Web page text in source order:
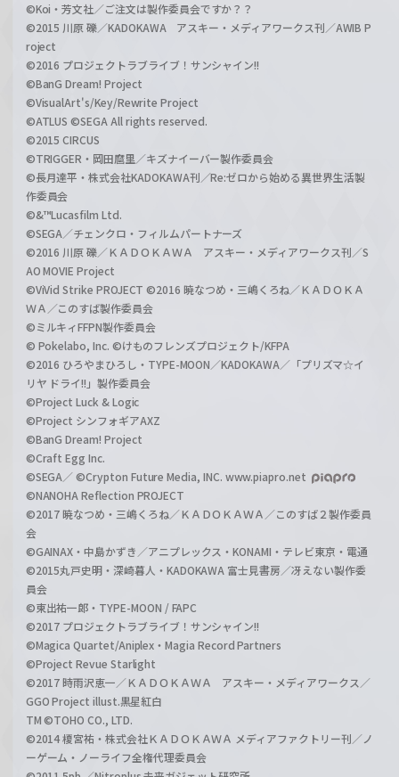
©Koi・芳文社／ご注文は製作委員会ですか？？
©2015 川原 礫／KADOKAWA アスキー・メディアワークス刊／AWIB P
roject
©2016 プロジェクトラブライブ！サンシャイン!!
©BanG Dream! Project
©VisualArt's/Key/Rewrite Project
©ATLUS ©SEGA All rights reserved.
©2015 CIRCUS
©TRIGGER・岡田麿里／キズナイーバー製作委員会
©長月達平・株式会社KADOKAWA刊／Re:ゼロから始める異世界生活製
作委員会
©&™Lucasfilm Ltd.
©SEGA／チェンクロ・フィルムパートナーズ
©2016 川原 礫／ＫＡＤＯＫＡＷＡ アスキー・メディアワークス刊／S
AO MOVIE Project
©ViVid Strike PROJECT ©2016 暁なつめ・三嶋くろね／ＫＡＤＯＫＡ
ＷＡ／このすば製作委員会
©ミルキィFFPN製作委員会
© Pokelabo, Inc. ©けものフレンズプロジェクト/KFPA
©2016 ひろやまひろし・TYPE-MOON／KADOKAWA／「プリズマ☆イ
リヤ ドライ!!」製作委員会
©Project Luck & Logic
©Project シンフォギアAXZ
©BanG Dream! Project
©Craft Egg Inc.
©SEGA／ ©Crypton Future Media, INC. www.piapro.net
©NANOHA Reflection PROJECT
©2017 暁なつめ・三嶋くろね／ＫＡＤＯＫＡＷＡ／このすば２製作委員
会
©GAINAX・中島かずき／アニプレックス・KONAMI・テレビ東京・電通
©2015丸戸史明・深崎暮人・KADOKAWA 富士見書房／冴えない製作委
員会
©東出祐一郎・TYPE-MOON / FAPC
©2017 プロジェクトラブライブ！サンシャイン!!
©Magica Quartet/Aniplex・Magia Record Partners
©Project Revue Starlight
©2017 時雨沢恵一／ＫＡＤＯＫＡＷＡ アスキー・メディアワークス／
GGO Project illust.黒星紅白
TM ©TOHO CO., LTD.
©2014 榎宮祐・株式会社ＫＡＤＯＫＡＷＡ メディアファクトリー刊／ノ
ーゲーム・ノーライフ全権代理委員会